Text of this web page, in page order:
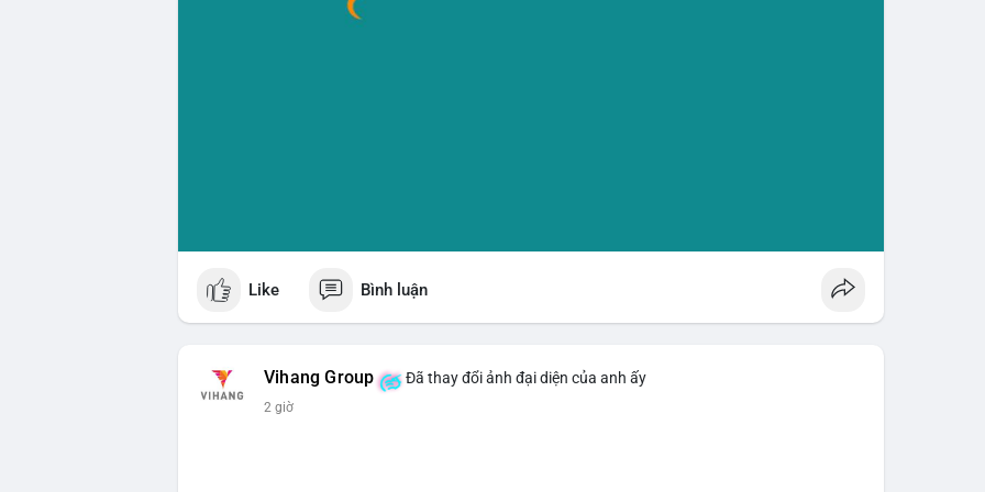
Like Bình luận
Vihang Group Đã thay đổi ảnh đại diện của anh ấy
2 giờ